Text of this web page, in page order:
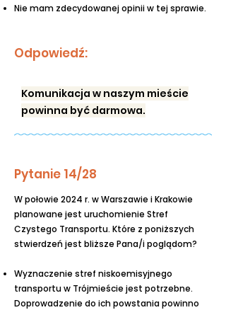
Nie mam zdecydowanej opinii w tej sprawie.
Odpowiedź:
Komunikacja w naszym mieście
powinna być darmowa.
Pytanie 14/28
W połowie 2024 r. w Warszawie i Krakowie
planowane jest uruchomienie Stref
Czystego Transportu. Które z poniższych
stwierdzeń jest bliższe Pana/i poglądom?
Wyznaczenie stref niskoemisyjnego
transportu w Trójmieście jest potrzebne.
Doprowadzenie do ich powstania powinno